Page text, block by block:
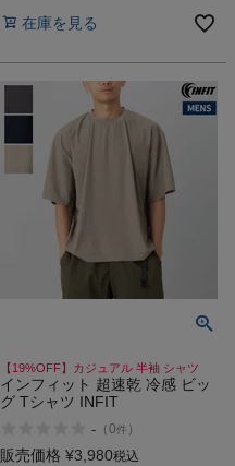
在庫を見る
【19%OFF】カジュアル 半袖 シャツ
インフィット 超速乾 冷感 ビッ
グ Tシャツ INFIT
- （0件 ）
販売価格 ¥3,980税込